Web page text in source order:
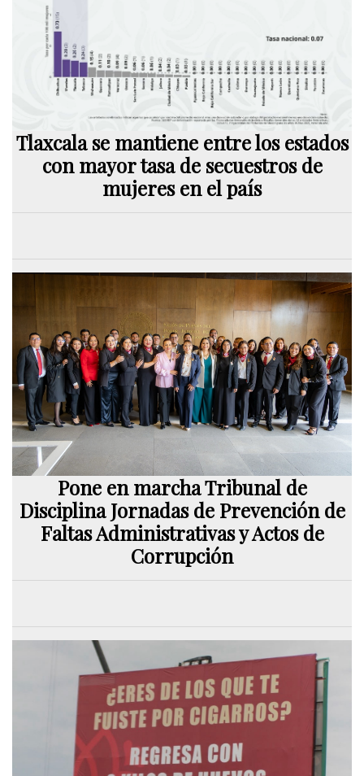
Tlaxcala se mantiene entre los estados
con mayor tasa de secuestros de
mujeres en el país
Pone en marcha Tribunal de
Disciplina Jornadas de Prevención de
Faltas Administrativas y Actos de
Corrupción